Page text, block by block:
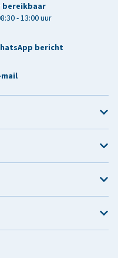
bereikbaar
- 13:00 uur
bericht